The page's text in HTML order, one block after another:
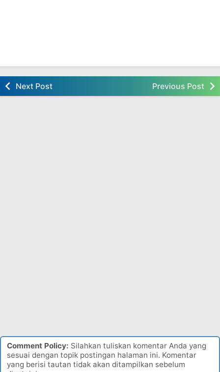
Next Post Previous Post
Comment Policy: Silahkan tuliskan komentar Anda yang
sesuai dengan topik postingan halaman ini. Komentar
yang berisi tautan tidak akan ditampilkan sebelum